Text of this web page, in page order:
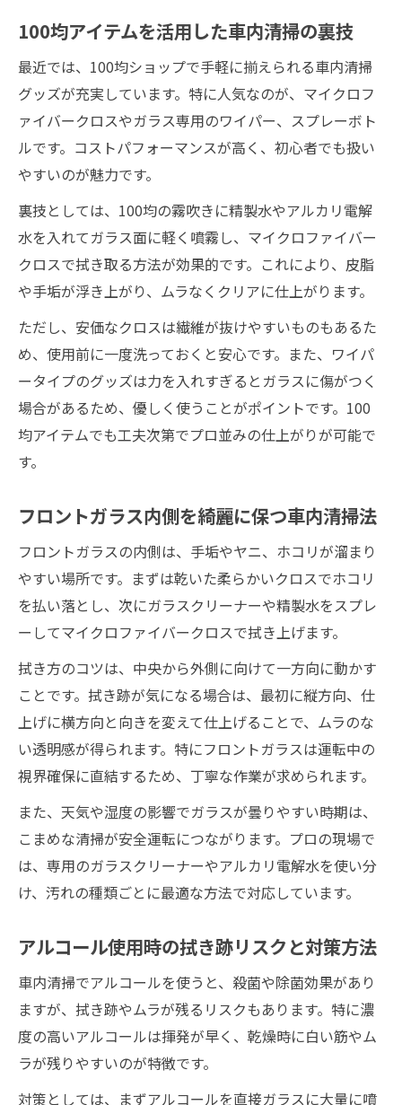
ガラス拭き後の再汚れ防止テクニック解説
精製水やアルカリ電解水の継続活用術
ガラスクリーナーの選び方と車内清掃の流
れ
100均アイテムを活用した車内清掃の裏技
最近では、100均ショップで手軽に揃えられる車内清掃
グッズが充実しています。特に人気なのが、マイクロフ
ァイバークロスやガラス専用のワイパー、スプレーボト
ルです。コストパフォーマンスが高く、初心者でも扱い
やすいのが魅力です。
裏技としては、100均の霧吹きに精製水やアルカリ電解
水を入れてガラス面に軽く噴霧し、マイクロファイバー
クロスで拭き取る方法が効果的です。これにより、皮脂
や手垢が浮き上がり、ムラなくクリアに仕上がります。
ただし、安価なクロスは繊維が抜けやすいものもあるた
め、使用前に一度洗っておくと安心です。また、ワイパ
ータイプのグッズは力を入れすぎるとガラスに傷がつく
場合があるため、優しく使うことがポイントです。100
均アイテムでも工夫次第でプロ並みの仕上がりが可能で
す。
フロントガラス内側を綺麗に保つ車内清掃法
フロントガラスの内側は、手垢やヤニ、ホコリが溜まり
やすい場所です。まずは乾いた柔らかいクロスでホコリ
を払い落とし、次にガラスクリーナーや精製水をスプレ
ーしてマイクロファイバークロスで拭き上げます。
拭き方のコツは、中央から外側に向けて一方向に動かす
ことです。拭き跡が気になる場合は、最初に縦方向、仕
上げに横方向と向きを変えて仕上げることで、ムラのな
い透明感が得られます。特にフロントガラスは運転中の
視界確保に直結するため、丁寧な作業が求められます。
また、天気や湿度の影響でガラスが曇りやすい時期は、
こまめな清掃が安全運転につながります。プロの現場で
は、専用のガラスクリーナーやアルカリ電解水を使い分
け、汚れの種類ごとに最適な方法で対応しています。
アルコール使用時の拭き跡リスクと対策方法
車内清掃でアルコールを使うと、殺菌や除菌効果があり
ますが、拭き跡やムラが残るリスクもあります。特に濃
度の高いアルコールは揮発が早く、乾燥時に白い筋やム
ラが残りやすいのが特徴です。
対策としては、まずアルコールを直接ガラスに大量に噴